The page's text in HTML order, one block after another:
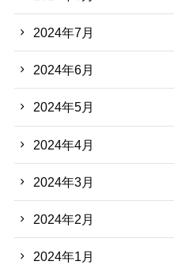
2024年7月
2024年6月
2024年5月
2024年4月
2024年3月
2024年2月
2024年1月